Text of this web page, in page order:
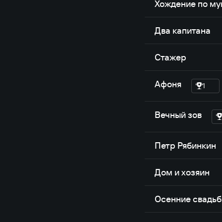
Хождение по
Два капитана
Стажер
Афоня 1
Вечный зов
Петр Рябинкин
Дом и хозяин
Осенние